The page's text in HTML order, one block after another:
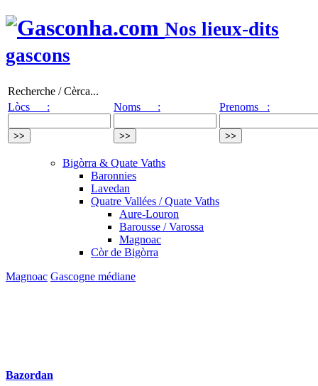
Nos lieux-dits
gascons
Recherche / Cèrca...
Lòcs :
Noms : Prenoms :
Bigòrra & Quate Vaths
Baronnies
Lavedan
Quatre Vallées / Quate Vaths
Aure-Louron
Barousse / Varossa
Magnoac
Còr de Bigòrra
Magnoac Gascogne médiane
Bazordan